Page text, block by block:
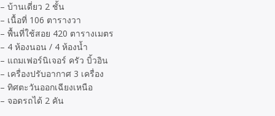
– บ้านเดี่ยว 2 ชั้น
– เนื้อที่ 106 ตารางวา
– พื้นที่ใช้สอย 420 ตารางเมตร
– 4 ห้องนอน / 4 ห้องน้ำ
– แถมเฟอร์นิเจอร์ ครัว บิ้วอิน
– เครื่องปรับอากาศ 3 เครื่อง
– ทิศตะวันออกเฉียงเหนือ
– จอดรถได้ 2 คัน